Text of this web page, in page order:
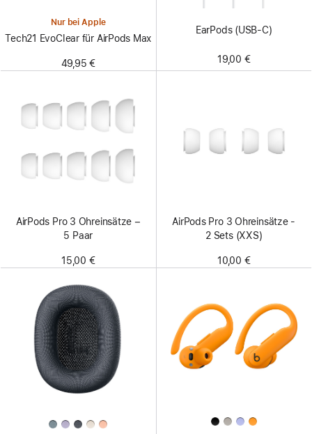
Nur bei Apple
Tech21 EvoClear für AirPods Max
49,95 €
EarPods (USB-C)
19,00 €
AirPods Pro 3 Ohreinsätze −
5 Paar
15,00 €
AirPods Pro 3 Ohreinsätze -
2 Sets (XXS)
10,00 €